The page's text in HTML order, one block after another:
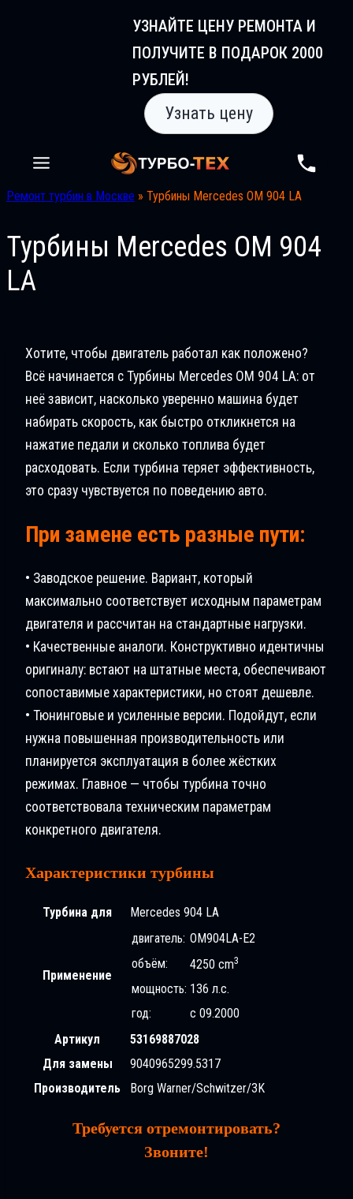
УЗНАЙТЕ ЦЕНУ РЕМОНТА И
ПОЛУЧИТЕ В ПОДАРОК 2000
РУБЛЕЙ!
Узнать цену
Ремонт турбин в Москве » Турбины Mercedes OM 904 LA
Турбины Mercedes OM 904
LA
Хотите, чтобы двигатель работал как положено?
Всё начинается с Турбины Mercedes OM 904 LA: от
неё зависит, насколько уверенно машина будет
набирать скорость, как быстро откликнется на
нажатие педали и сколько топлива будет
расходовать. Если турбина теряет эффективность,
это сразу чувствуется по поведению авто.
При замене есть разные пути:
• Заводское решение. Вариант, который
максимально соответствует исходным параметрам
двигателя и рассчитан на стандартные нагрузки.
• Качественные аналоги. Конструктивно идентичны
оригиналу: встают на штатные места, обеспечивают
сопоставимые характеристики, но стоят дешевле.
• Тюнинговые и усиленные версии. Подойдут, если
нужна повышенная производительность или
планируется эксплуатация в более жёстких
режимах. Главное — чтобы турбина точно
соответствовала техническим параметрам
конкретного двигателя.
Характеристики турбины
Турбина для Mercedes 904 LA
Применение
двигатель: OM904LA-E2
объём:
4250 cm3
мощность: 136 л.с.
год:
с 09.2000
Артикул
53169887028
Для замены
9040965299.5317
Производитель
Borg Warner/Schwitzer/3K
Требуется отремонтировать?
Звоните!